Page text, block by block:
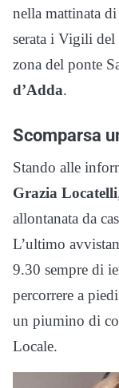
nella mattinata
serata i Vigili del
zona del ponte
d’Adda.
Scomparsa
Stando alle
Grazia Locatelli
allontanata da
L’ultimo
9.30 sempre di
percorrere a
un piumino di
Locale.